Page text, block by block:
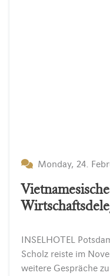
Monday, 24.
INSELHOTEL
Scholz reiste im
weitere Gespräche